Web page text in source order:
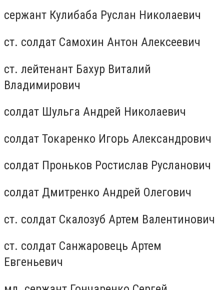
сержант Кулибаба Руслан Николаевич
ст. солдат Самохин Антон Алексеевич
ст. лейтенант Бахур Виталий
Владимирович
солдат Шульга Андрей Николаевич
солдат Токаренко Игорь Александрович
солдат Проньков Ростислав Русланович
солдат Дмитренко Андрей Олегович
ст. солдат Скалозуб Артем Валентинович
ст. солдат Санжаровець Артем
Евгеньевич